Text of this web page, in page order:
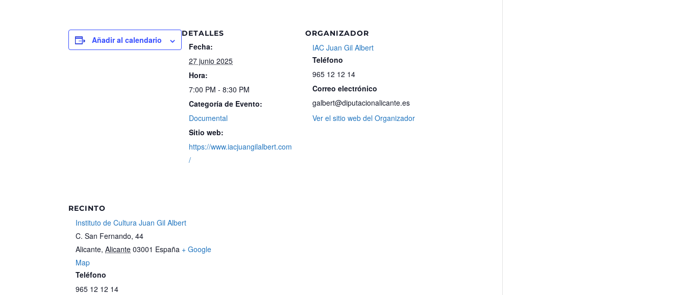
Añadir al calendario
DETALLES
Fecha:
27 junio 2025
Hora:
7:00 PM - 8:30 PM
Categoría de Evento:
Documental
Sitio web:
https://www.iacjuangilalbert.com
/
ORGANIZADOR
IAC Juan Gil Albert
Teléfono
965 12 12 14
Correo electrónico
galbert@diputacionalicante.es
Ver el sitio web del Organizador
RECINTO
Instituto de Cultura Juan Gil Albert
C. San Fernando, 44
Alicante, Alicante 03001 España + Google
Map
Teléfono
965 12 12 14